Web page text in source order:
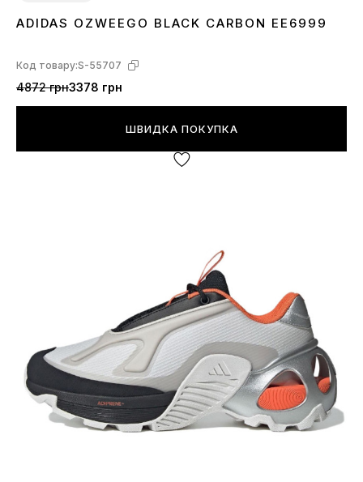
36 3738 3940 4344 45
ADIDAS OZWEEGO BLACK CARBON EE6999
Код товару:S-55707
4872 грн3378 грн
ШВИДКА ПОКУПКА